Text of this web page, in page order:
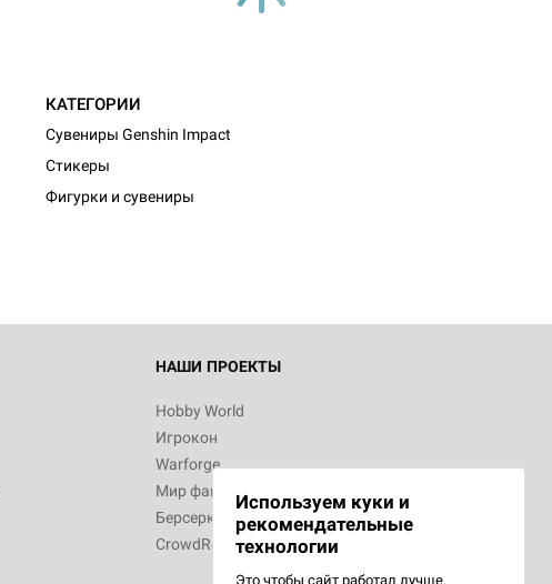
КАТЕГОРИИ
Сувениры Genshin Impact
Стикеры
Фигурки и сувениры
НАШИ ПРОЕКТЫ
Hobby World
Игрокон
Warforge
Мир фантастики
Берсерк
CrowdRepublic
Используем куки и
рекомендательные
технологии
Это чтобы сайт работал лучше.